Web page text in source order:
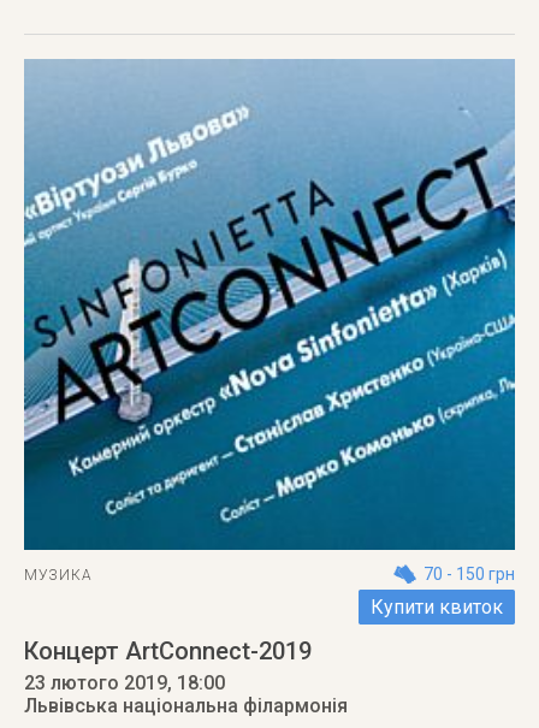
МУЗИКА 70 - 150 грн
Купити квиток
Концерт ArtConnect-2019
23 лютого 2019, 18:00
Львівська національна філармонія